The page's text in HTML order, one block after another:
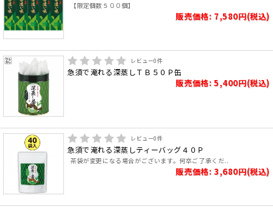
【限定個数５００個】
販売価格: 7,580円(税込)
レビュー0件
急須で淹れる深蒸しＴＢ５０Ｐ缶
販売価格: 5,400円(税込)
レビュー0件
急須で淹れる深蒸しティーバッグ４０Ｐ
茶袋が変更になる場合がございます。何卒ご了承くだ..
販売価格: 3,680円(税込)